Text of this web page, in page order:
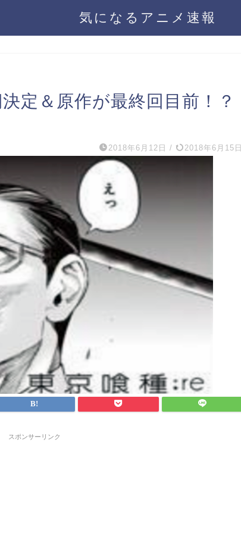
気になるアニメ速報
定＆原作が最終回目前！？
2018年6月12日 / 2018年6月15日
スポンサーリンク